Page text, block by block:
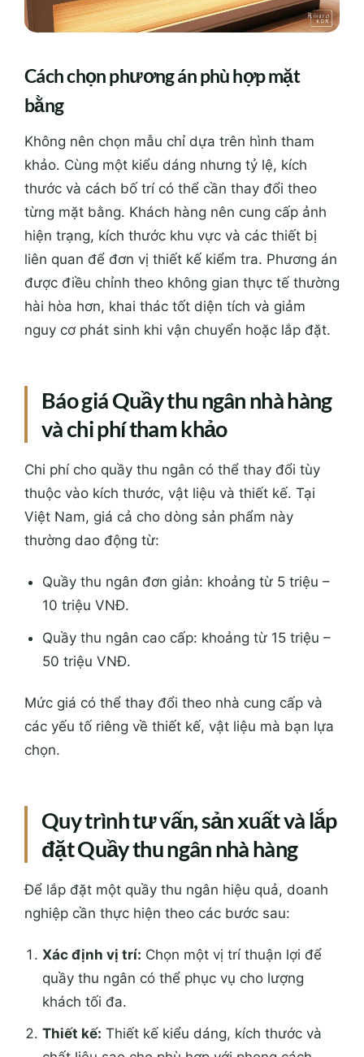
Cách chọn phương án phù hợp mặt
bằng
Không nên chọn mẫu chỉ dựa trên hình tham
khảo. Cùng một kiểu dáng nhưng tỷ lệ, kích
thước và cách bố trí có thể cần thay đổi theo
từng mặt bằng. Khách hàng nên cung cấp ảnh
hiện trạng, kích thước khu vực và các thiết bị
liên quan để đơn vị thiết kế kiểm tra. Phương án
được điều chỉnh theo không gian thực tế thường
hài hòa hơn, khai thác tốt diện tích và giảm
nguy cơ phát sinh khi vận chuyển hoặc lắp đặt.
Báo giá Quầy thu ngân nhà hàng
và chi phí tham khảo
Chi phí cho quầy thu ngân có thể thay đổi tùy
thuộc vào kích thước, vật liệu và thiết kế. Tại
Việt Nam, giá cả cho dòng sản phẩm này
thường dao động từ:
Quầy thu ngân đơn giản: khoảng từ 5 triệu –
10 triệu VNĐ.
Quầy thu ngân cao cấp: khoảng từ 15 triệu –
50 triệu VNĐ.
Mức giá có thể thay đổi theo nhà cung cấp và
các yếu tố riêng về thiết kế, vật liệu mà bạn lựa
chọn.
Quy trình tư vấn, sản xuất và lắp
đặt Quầy thu ngân nhà hàng
Để lắp đặt một quầy thu ngân hiệu quả, doanh
nghiệp cần thực hiện theo các bước sau:
Xác định vị trí: Chọn một vị trí thuận lợi để
quầy thu ngân có thể phục vụ cho lượng
khách tối đa.
Thiết kế: Thiết kế kiểu dáng, kích thước và